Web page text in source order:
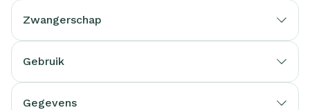
Zwangerschap
Gebruik
Gegevens